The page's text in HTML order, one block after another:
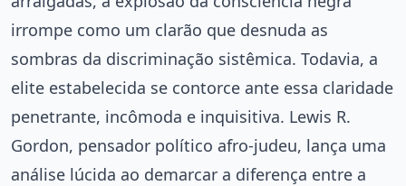
irrompe como um clarão que desnuda as
sombras da discriminação sistêmica. Todavia, a
elite estabelecida se contorce ante essa claridade
penetrante, incômoda e inquisitiva. Lewis R.
Gordon, pensador político afro-judeu, lança uma
análise lúcida ao demarcar a diferença entre a